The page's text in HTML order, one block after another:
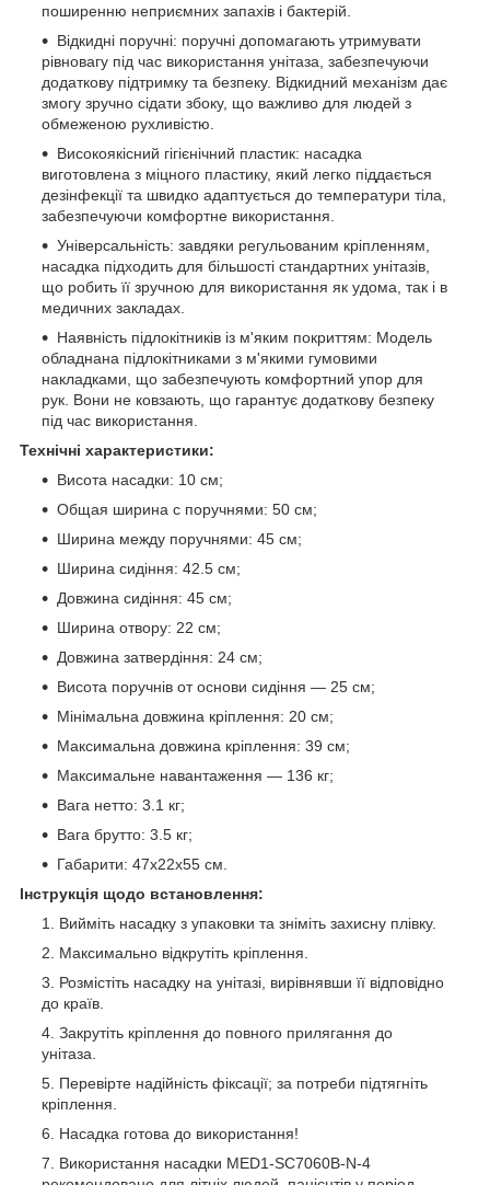
поширенню неприємних запахів і бактерій.
Відкидні поручні: поручні допомагають утримувати
рівновагу під час використання унітаза, забезпечуючи
додаткову підтримку та безпеку. Відкидний механізм дає
змогу зручно сідати збоку, що важливо для людей з
обмеженою рухливістю.
Високоякісний гігієнічний пластик: насадка
виготовлена з міцного пластику, який легко піддається
дезінфекції та швидко адаптується до температури тіла,
забезпечуючи комфортне використання.
Універсальність: завдяки регульованим кріпленням,
насадка підходить для більшості стандартних унітазів,
що робить її зручною для використання як удома, так і в
медичних закладах.
Наявність підлокітників із м'яким покриттям: Модель
обладнана підлокітниками з м'якими гумовими
накладками, що забезпечують комфортний упор для
рук. Вони не ковзають, що гарантує додаткову безпеку
під час використання.
Технічні характеристики:
Висота насадки: 10 см;
Общая ширина с поручнями: 50 см;
Ширина между поручнями: 45 см;
Ширина сидіння: 42.5 см;
Довжина сидіння: 45 см;
Ширина отвору: 22 см;
Довжина затвердіння: 24 см;
Висота поручнів от основи сидіння — 25 см;
Мінімальна довжина кріплення: 20 см;
Максимальна довжина кріплення: 39 см;
Максимальне навантаження — 136 кг;
Вага нетто: 3.1 кг;
Вага брутто: 3.5 кг;
Габарити: 47х22х55 см.
Інструкція щодо встановлення:
Вийміть насадку з упаковки та зніміть захисну плівку.
Максимально відкрутіть кріплення.
Розмістіть насадку на унітазі, вирівнявши її відповідно
до країв.
Закрутіть кріплення до повного прилягання до
унітаза.
Перевірте надійність фіксації; за потреби підтягніть
кріплення.
Насадка готова до використання!
Використання насадки MED1-SC7060B-N-4